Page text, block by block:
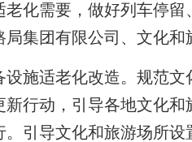
化需要，做好列车停
局集团有限公司、文化
适老化改造。规范文
行动，引导各地文化
引导文化和旅游场所